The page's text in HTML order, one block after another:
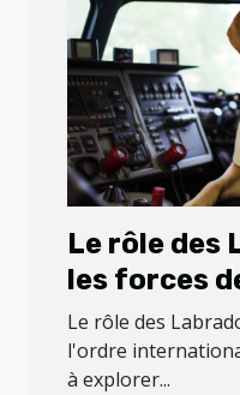
Le rôle des
les forces
Le rôle des
l'ordre
à explorer...